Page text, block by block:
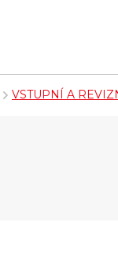
VSTUPNÍ A